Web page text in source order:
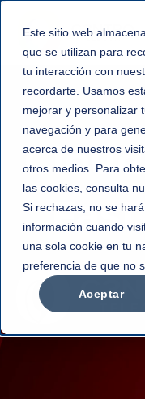
Este sitio web
que se utilizan para
tu interacción con
recordarte. Usamos
mejorar y personalizar
navegación y para
acerca de nuestros
otros medios. Para
las cookies, consulta
Si rechazas, no se
información cuando
una sola cookie en tu
preferencia de que no
Aceptar